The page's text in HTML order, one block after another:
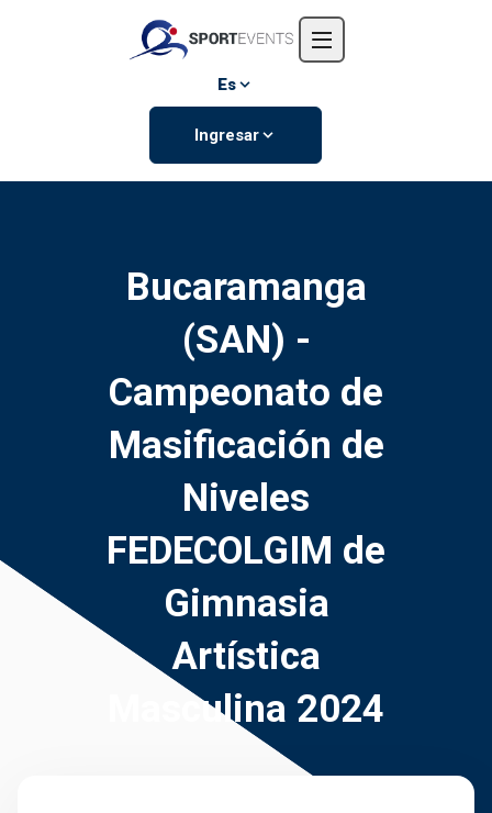
Eventos
Es
Ingresar
Bucaramanga
(SAN) -
Campeonato de
Masificación de
Niveles
FEDECOLGIM de
Gimnasia
Artística
Masculina 2024